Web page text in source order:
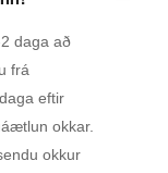
daga að
frá
eftir
okkar.
okkur